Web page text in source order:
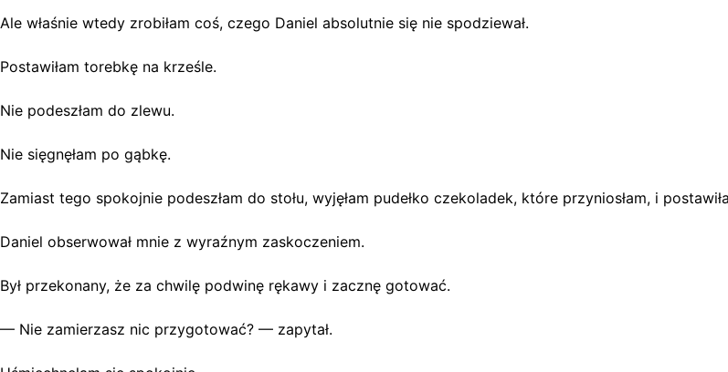
Ale właśnie wtedy zrobiłam coś, czego Daniel absolutnie się nie spodziewał.
Postawiłam torebkę na krześle.
Nie podeszłam do zlewu.
Nie sięgnęłam po gąbkę.
Zamiast tego spokojnie podeszłam do stołu, wyjęłam pudełko czekoladek, które przyniosłam, i
Daniel obserwował mnie z wyraźnym zaskoczeniem.
Był przekonany, że za chwilę podwinę rękawy i zacznę gotować.
— Nie zamierzasz nic przygotować? — zapytał.